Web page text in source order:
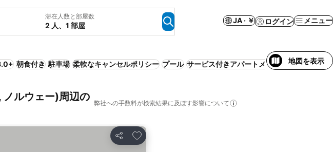
滞在人数と部屋数
2 人、1 部屋
JA · ￥ ログイン メニュー
朝食付き 駐車場 柔軟なキャンセルポリシー プール サービス付きアパートメント WiFi スパ 事
地図を表示
ルウェー)周辺の
弊社への手数料が検索結果に及ぼす影響について
シェア
お気に入りに追加